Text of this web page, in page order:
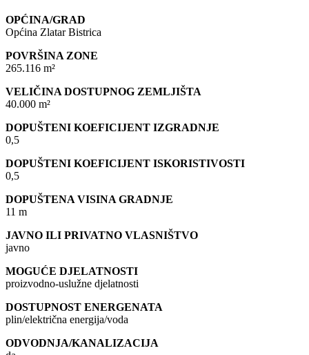
OPĆINA/GRAD
Općina Zlatar Bistrica
POVRŠINA ZONE
265.116 m²
VELIČINA DOSTUPNOG ZEMLJIŠTA
40.000 m²
DOPUŠTENI KOEFICIJENT IZGRADNJE
0,5
DOPUŠTENI KOEFICIJENT ISKORISTIVOSTI
0,5
DOPUŠTENA VISINA GRADNJE
11 m
JAVNO ILI PRIVATNO VLASNIŠTVO
javno
MOGUĆE DJELATNOSTI
proizvodno-uslužne djelatnosti
DOSTUPNOST ENERGENATA
plin/električna energija/voda
ODVODNJA/KANALIZACIJA